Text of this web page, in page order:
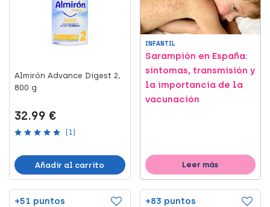
Almirón Advance Digest 2,
800 g
32.99 €
(1)
Añadir al carrito
INFANTIL
Sarampión en España:
síntomas, transmisión y
la importancia de la
vacunación
Leer más
+51 puntos +83 puntos